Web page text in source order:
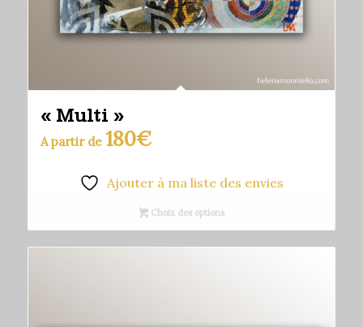
« Multi »
A partir de 180€
Ajouter à ma liste des envies
Choix des options